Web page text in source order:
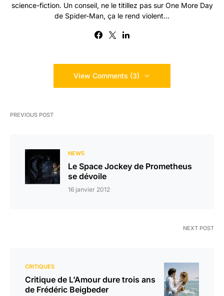
science-fiction. Un conseil, ne le titillez pas sur One More Day
de Spider-Man, ça le rend violent...
View Comments (3)
PREVIOUS POST
NEWS
Le Space Jockey de Prometheus
se dévoile
16 janvier 2012
NEXT POST
CRITIQUES
Critique de L’Amour dure trois ans
de Frédéric Beigbeder